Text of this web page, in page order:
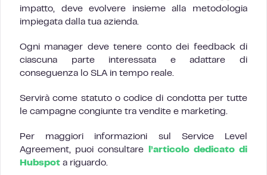
impatto, deve evolvere insieme alla metodologia
impiegata dalla tua azienda.
Ogni manager deve tenere conto dei feedback di
ciascuna parte interessata e adattare di
conseguenza lo SLA in tempo reale.
Servirà come statuto o codice di condotta per tutte
le campagne congiunte tra vendite e marketing.
Per maggiori informazioni sul Service Level
Agreement, puoi consultare
l’articolo dedicato di
Hubspot a riguardo.